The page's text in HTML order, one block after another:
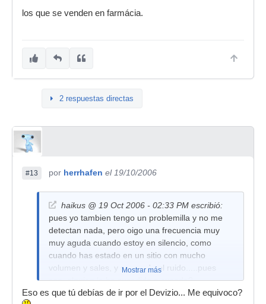
los que se venden en farmácia.
2 respuestas directas
#13 por herrhafen el 19/10/2006
haikus @ 19 Oct 2006 - 02:33 PM escribió:
pues yo tambien tengo un problemilla y no me
detectan nada, pero oigo una frecuencia muy
muy aguda cuando estoy en silencio, como
cuando has estado en un sitio con mucho
volumen y sales, y se queda el ruido.....pues
eso, alguien le ha sucedido o sucede?
(consultorio médico hispasonico)...
Mostrar más
Eso es que tú debías de ir por el Devizio... Me equivoco?